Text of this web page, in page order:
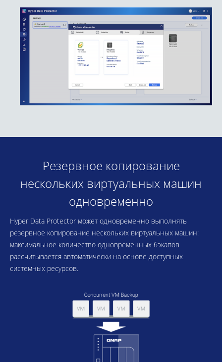
Резервное копирование
нескольких виртуальных машин
одновременно
Hyper Data Protector может одновременно выполнять
резервное копирование нескольких виртуальных машин:
максимальное количество одновременных бэкапов
рассчитывается автоматически на основе доступных
системных ресурсов.